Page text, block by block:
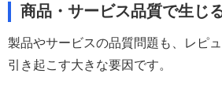
商品・サービス品質で生じ
製品やサービスの品質問題も、レピ
引き起こす大きな要因です。